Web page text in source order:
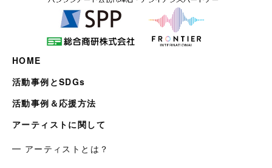
HOME
活動事例とSDGs
活動事例＆応援方法
アーティストに関して
━ アーティストとは？